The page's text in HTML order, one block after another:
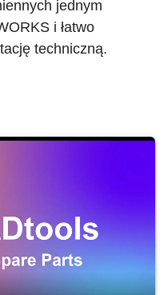
jednym
i łatwo
techniczną.